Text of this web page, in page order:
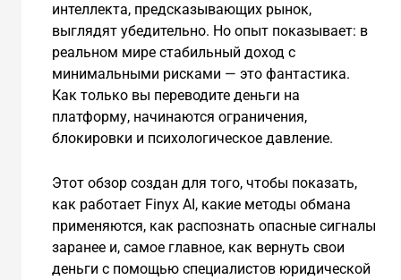
интеллекта, предсказывающих рынок,
выглядят убедительно. Но опыт показывает: в
реальном мире стабильный доход с
минимальными рисками — это фантастика.
Как только вы переводите деньги на
платформу, начинаются ограничения,
блокировки и психологическое давление.
Этот обзор создан для того, чтобы показать,
как работает Finyx AI, какие методы обмана
применяются, как распознать опасные сигналы
заранее и, самое главное, как вернуть свои
деньги с помощью специалистов юридической